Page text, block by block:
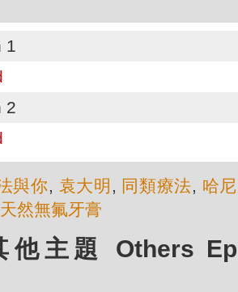
1
2
與你, 袁大明 , 同類療法, 哈
天然無氟牙膏
他主題 Others